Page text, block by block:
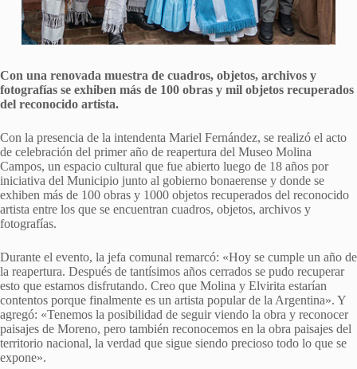
Con una renovada muestra de cuadros, objetos, archivos y
fotografías se exhiben más de 100 obras y mil objetos recuperados
del reconocido artista.
Con la presencia de la intendenta Mariel Fernández, se realizó el acto
de celebración del primer año de reapertura del Museo Molina
Campos, un espacio cultural que fue abierto luego de 18 años por
iniciativa del Municipio junto al gobierno bonaerense y donde se
exhiben más de 100 obras y 1000 objetos recuperados del reconocido
artista entre los que se encuentran cuadros, objetos, archivos y
fotografías.
Durante el evento, la jefa comunal remarcó: «Hoy se cumple un año de
la reapertura. Después de tantísimos años cerrados se pudo recuperar
esto que estamos disfrutando. Creo que Molina y Elvirita estarían
contentos porque finalmente es un artista popular de la Argentina». Y
agregó: «Tenemos la posibilidad de seguir viendo la obra y reconocer
paisajes de Moreno, pero también reconocemos en la obra paisajes del
territorio nacional, la verdad que sigue siendo precioso todo lo que se
expone».